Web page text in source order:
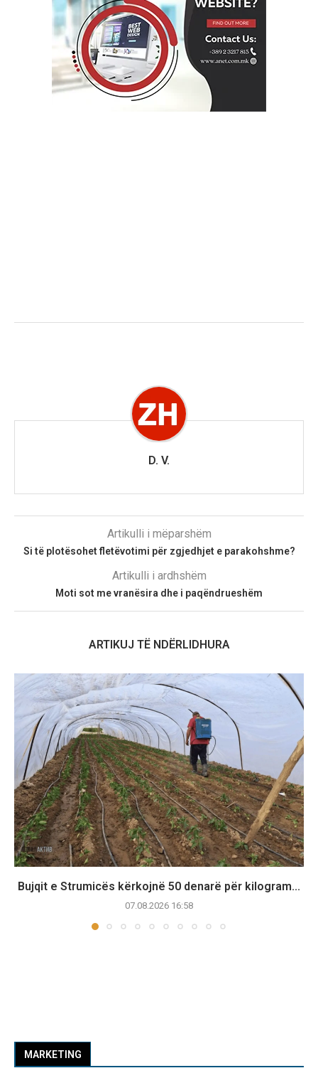
D. V.
Artikulli i mëparshëm
Si të plotësohet fletëvotimi për zgjedhjet e parakohshme?
Artikulli i ardhshëm
Moti sot me vranësira dhe i paqëndrueshëm
ARTIKUJ TË NDËRLIDHURA
Bujqit e Strumicës kërkojnë 50 denarë për kilogram...
07.08.2026 16:58
MARKETING